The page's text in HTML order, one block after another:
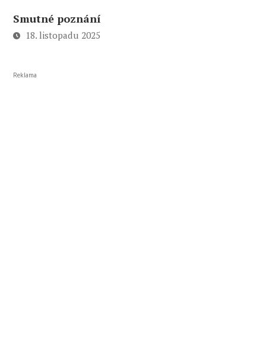
Smutné poznání
18. listopadu 2025
Reklama